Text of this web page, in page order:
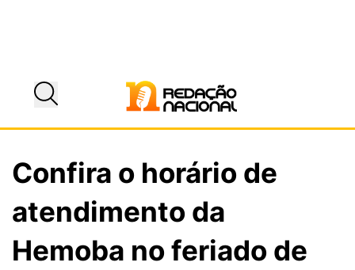
Confira o horário de
atendimento da
Hemoba no feriado de